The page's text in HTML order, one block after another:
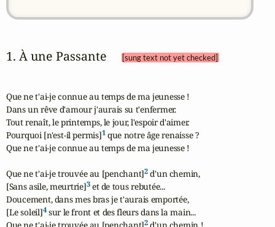
1. À une Passante [sung text not yet checked]
Que ne t'ai-je connue au temps de ma jeunesse !
Dans un rêve d'amour j'aurais su t'enfermer.
Tout renaît, le printemps, le jour, l'espoir d'aimer.
Pourquoi [n'est-il permis]1 que notre âge renaisse ?
Que ne t'ai-je connue au temps de ma jeunesse !
Que ne t'ai-je trouvée au [penchant]2 d'un chemin,
[Sans asile, meurtrie]3 et de tous rebutée...
Doucement, dans mes bras je t'aurais emportée,
[Le soleil]4 sur le front et des fleurs dans la main...
2